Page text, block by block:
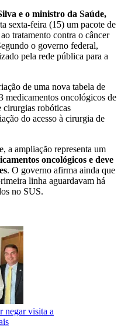
e o ministro da Saúde,
sexta-feira (15) um pacote de
tratamento contra o câncer
o governo federal,
pela rede pública para a
de uma nova tabela de
medicamentos oncológicos de
cirurgias robóticas
do acesso à cirurgia de
a ampliação representa um
oncológicos e deve
. O governo afirma ainda que
linha aguardavam há
no SUS.
negar visita a